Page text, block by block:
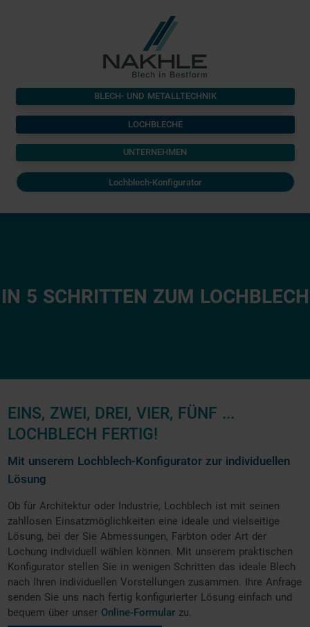
BLECH- UND METALLTECHNIK
LOCHBLECHE
UNTERNEHMEN
Lochblech-Konfigurator
IN 5 SCHRITTEN ZUM LOCHBLECH
EINS, ZWEI, DREI, VIER, FÜNF ...
LOCHBLECH FERTIG!
Mit unserem Lochblech-Konfigurator zur individuellen
Lösung
Ob für Architektur oder Industrie, Lochblech ist mit seinen
zahllosen Einsatzmöglichkeiten eine ideale und vielseitige
Lösung, bei der Sie Abmessungen, Farbton oder Art der
Lochung individuell wählen können. Mit unserem praktischen
Konfigurator stellen Sie in wenigen Schritten das ideale Blech
nach Ihren individuellen Vorstellungen zusammen. Ihre Anfrage
senden Sie uns nach fertig konfigurierter Lösung einfach und
bequem über unser Online-Formular zu.